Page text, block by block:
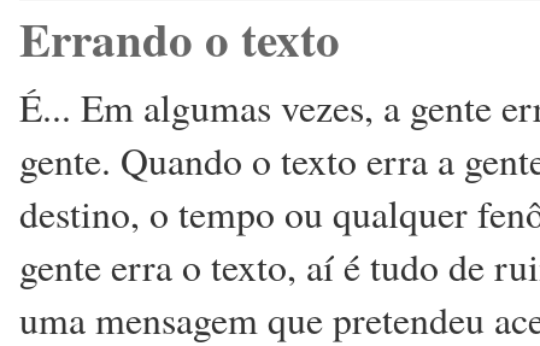
Errando o texto
É... Em algumas vezes, a gente
gente. Quando o texto erra a
destino, o tempo ou qualquer
gente erra o texto, aí é tudo de
uma mensagem que pretendeu